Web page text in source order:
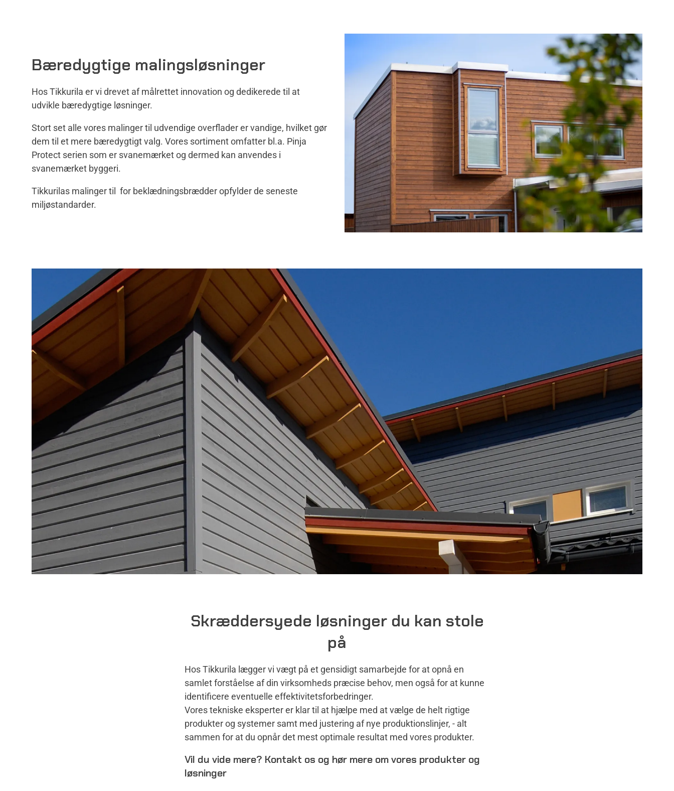
Bæredygtige malingsløsninger
Hos Tikkurila er vi drevet af målrettet innovation og dedikerede til at
udvikle bæredygtige løsninger.
Stort set alle vores malinger til udvendige overflader er vandige, hvilket gør
dem til et mere bæredygtigt valg. Vores sortiment omfatter bl.a. Pinja
Protect serien som er svanemærket og dermed kan anvendes i
svanemærket byggeri.
Tikkurilas malinger til for beklædningsbrædder opfylder de seneste
miljøstandarder.
Skræddersyede løsninger du kan stole
på
Hos Tikkurila lægger vi vægt på et gensidigt samarbejde for at opnå en
samlet forståelse af din virksomheds præcise behov, men også for at kunne
identificere eventuelle effektivitetsforbedringer.
Vores tekniske eksperter er klar til at hjælpe med at vælge de helt rigtige
produkter og systemer samt med justering af nye produktionslinjer, - alt
sammen for at du opnår det mest optimale resultat med vores produkter.
Vil du vide mere? Kontakt os og hør mere om vores produkter og
løsninger